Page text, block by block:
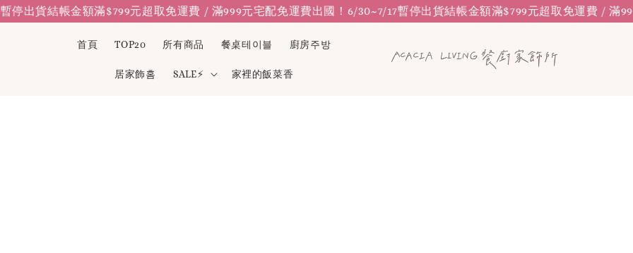
停出貨結帳金額滿$799元超取免運費 / 滿999元宅配免運費出國！6/30~7/17暫停出貨結帳金額滿$799元超取免運費 / 滿
首頁 TOP20 所有商品 餐桌테이블 廚房주방
居家飾홈 SALE⚡ 家裡的飯菜香